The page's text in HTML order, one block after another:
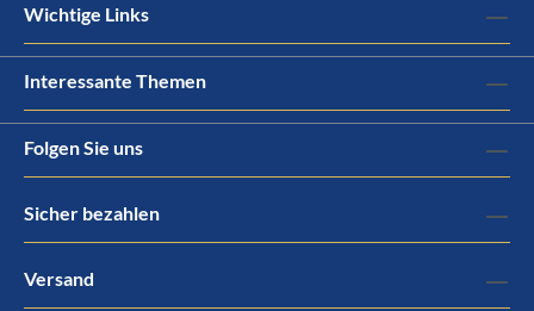
Wichtige Links
Interessante Themen
Folgen Sie uns
Sicher bezahlen
Versand